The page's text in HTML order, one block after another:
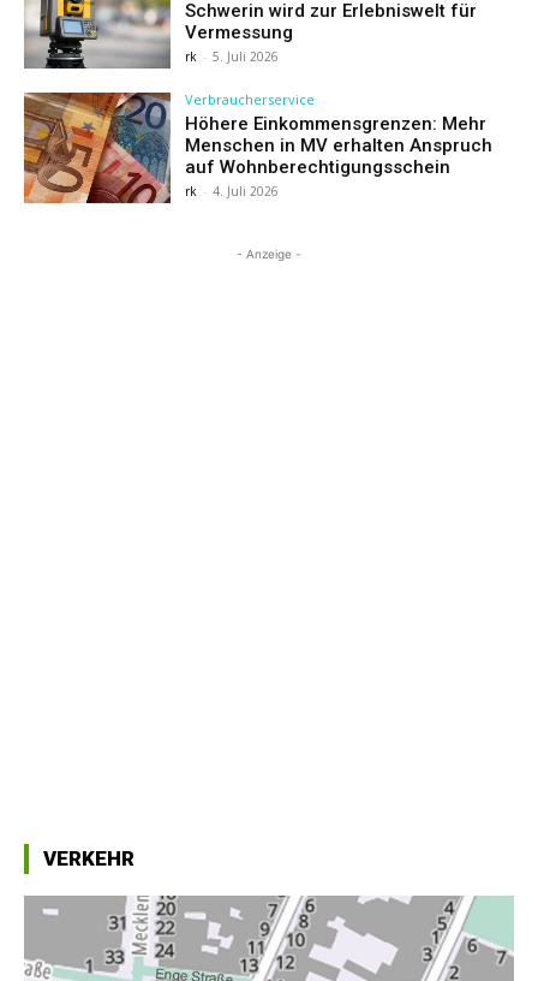
Schwerin wird zur Erlebniswelt für
Vermessung
rk - 5. Juli 2026
Verbraucherservice
Höhere Einkommensgrenzen: Mehr
Menschen in MV erhalten Anspruch
auf Wohnberechtigungsschein
rk - 4. Juli 2026
- Anzeige -
VERKEHR